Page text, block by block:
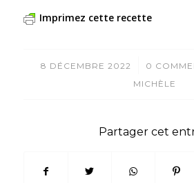
Imprimez cette recette
8 DÉCEMBRE 2022
/ 0
MICHÈLE
Partager cet